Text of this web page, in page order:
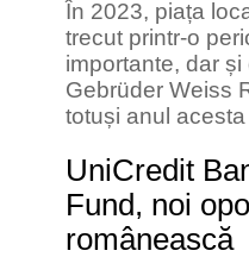
În 2023, piața
trecut printr-o
importante, dar
Gebrüder Weiss
totuși anul
UniCredit
Fund, noi
românească